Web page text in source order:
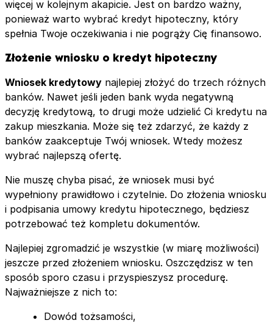
więcej w kolejnym akapicie. Jest on bardzo ważny,
ponieważ warto wybrać kredyt hipoteczny, który
spełnia Twoje oczekiwania i nie pogrąży Cię finansowo.
Złożenie wniosku o kredyt hipoteczny
Wniosek kredytowy najlepiej złożyć do trzech różnych
banków. Nawet jeśli jeden bank wyda negatywną
decyzję kredytową, to drugi może udzielić Ci kredytu na
zakup mieszkania. Może się też zdarzyć, że każdy z
banków zaakceptuje Twój wniosek. Wtedy możesz
wybrać najlepszą ofertę.
Nie muszę chyba pisać, że wniosek musi być
wypełniony prawidłowo i czytelnie. Do złożenia wniosku
i podpisania umowy kredytu hipotecznego, będziesz
potrzebować też kompletu dokumentów.
Najlepiej zgromadzić je wszystkie (w miarę możliwości)
jeszcze przed złożeniem wniosku. Oszczędzisz w ten
sposób sporo czasu i przyspieszysz procedurę.
Najważniejsze z nich to:
Dowód tożsamości,